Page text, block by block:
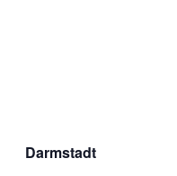
Darmstadt